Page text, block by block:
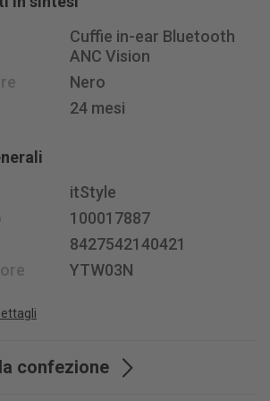
Sabato ore 08.30 - 15.30
+41 58 400 33 33
jusit.ch
Seguiteci su
Cuffie in-ear Bluetooth
ANC Vision
Nero
24 mesi
itStyle
100017887
8427542140421
YTW03N
confezione